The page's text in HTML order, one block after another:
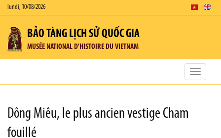
lundi, 10/08/2026
BẢO TÀNG LỊCH SỬ QUỐC GIA
MUSÉE NATIONAL D'HISTOIRE DU VIETNAM
Toggle
Dông Miêu, le plus ancien vestige Cham
fouillé